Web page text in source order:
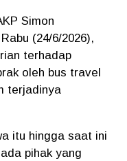
Simon
(24/6/2026),
terhadap
oleh bus travel
terjadinya
itu hingga saat ini
pihak yang